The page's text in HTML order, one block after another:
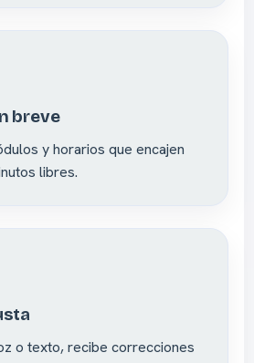
breve
y horarios que encajen
libres.
o texto, recibe correcciones